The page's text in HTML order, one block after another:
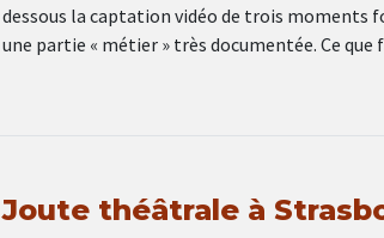
dessous la captation vidéo de trois moments
une partie « métier » très documentée. Ce
Joute théâtrale à